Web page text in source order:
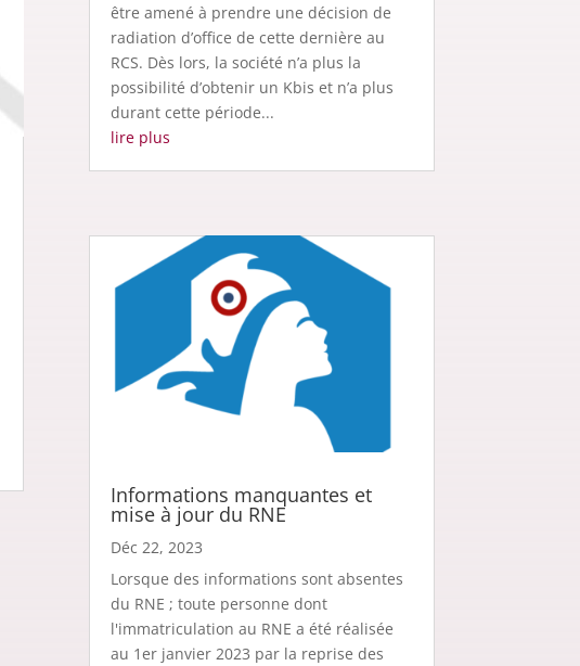
être amené à prendre une décision de
radiation d’office de cette dernière au
RCS. Dès lors, la société n’a plus la
possibilité d’obtenir un Kbis et n’a plus
durant cette période...
lire plus
Informations manquantes et
mise à jour du RNE
Déc 22, 2023
Lorsque des informations sont absentes
du RNE ; toute personne dont
l'immatriculation au RNE a été réalisée
au 1er janvier 2023 par la reprise des